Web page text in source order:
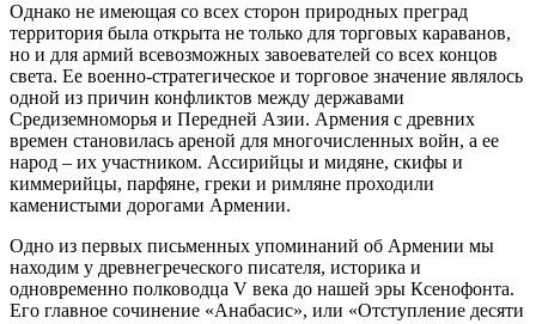
Однако не имеющая со всех сторон природных преград
территория была открыта не только для торговых караванов,
но и для армий всевозможных завоевателей со всех концов
света. Ее военно-стратегическое и торговое значение являлось
одной из причин конфликтов между державами
Средиземноморья и Передней Азии. Армения с древних
времен становилась ареной для многочисленных войн, а ее
народ – их участником. Ассирийцы и мидяне, скифы и
киммерийцы, парфяне, греки и римляне проходили
каменистыми дорогами Армении.
Одно из первых письменных упоминаний об Армении мы
находим у древнегреческого писателя, историка и
одновременно полководца V века до нашей эры Ксенофонта.
Его главное сочинение «Анабасис», или «Отступление десяти